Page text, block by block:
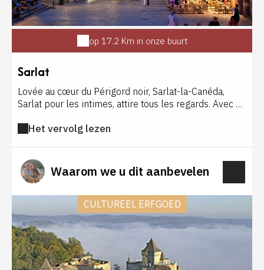
op 17.2 Km in onze buurt
Sarlat
Lovée au cœur du Périgord noir, Sarlat-la-Canéda,
Sarlat pour les intimes, attire tous les regards. Avec un
chef-lieu du département, est le site touristique le
habitants. Sarlat est une capitale d'histoire et de
saveurs. Située aux confins des causses du Quercy, les
Les légendes se sont mêlées aux faits mais l'Histoire
raconte que la cité s'est développée autour d'une
abbaye bénédictine aujourd'hui encore debout. Située
loin des cours d'eau, l'édifice serait la seule des
abbayes du Périgord a avoir résisté aux raids de
Vikings. Place forte, Sarlat joue un rôle essentiel
Het vervolg lezen
Waarom we u dit aanbevelen
CULTUREEL ERFGOED